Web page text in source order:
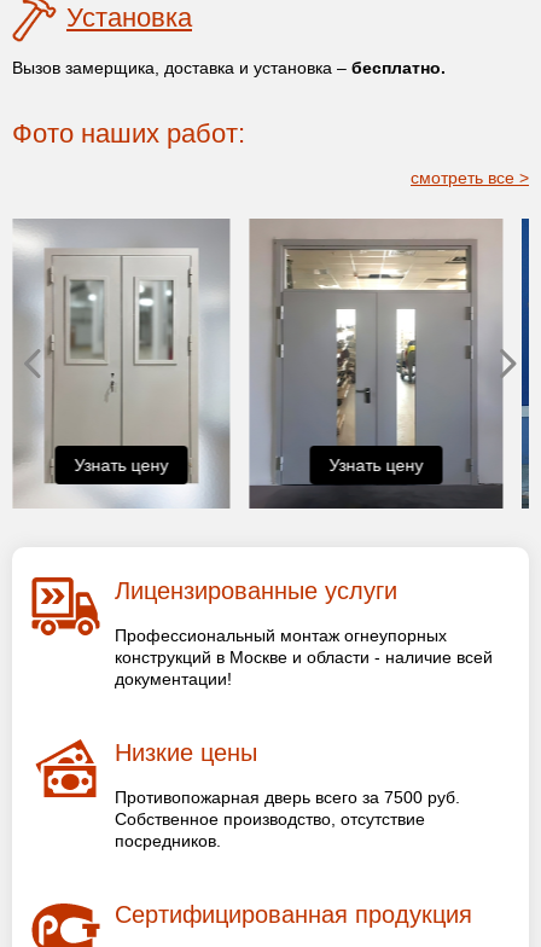
Установка
Вызов замерщика, доставка и установка – бесплатно.
Фото наших работ:
смотреть все >
Узнать цену Узнать цену
Лицензированные услуги
Профессиональный монтаж огнеупорных
конструкций в Москве и области - наличие всей
документации!
Низкие цены
Противопожарная дверь всего за 7500 руб.
Собственное производство, отсутствие
посредников.
Сертифицированная продукция